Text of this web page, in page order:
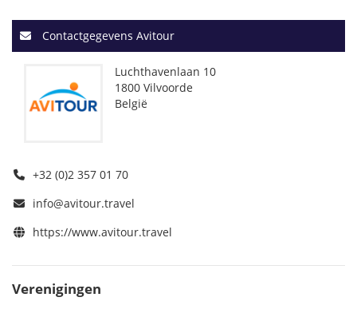
Contactgegevens Avitour
Luchthavenlaan 10
1800 Vilvoorde
België
+32 (0)2 357 01 70
info@avitour.travel
https://www.avitour.travel
Verenigingen